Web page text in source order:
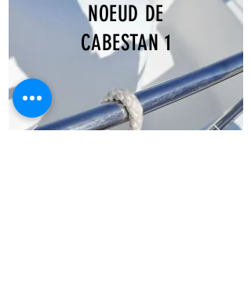
NOEUD DE
CABESTAN 1